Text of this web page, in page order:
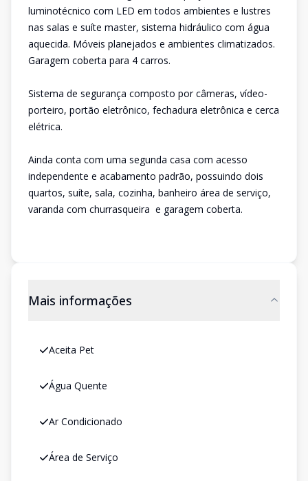
luminotécnico com LED em todos ambientes e lustres
nas salas e suíte master, sistema hidráulico com água
aquecida. Móveis planejados e ambientes climatizados.
Garagem coberta para 4 carros.
Sistema de segurança composto por câmeras, vídeo-
porteiro, portão eletrônico, fechadura eletrônica e cerca
elétrica.
Ainda conta com uma segunda casa com acesso
independente e acabamento padrão, possuindo dois
quartos, suíte, sala, cozinha, banheiro área de serviço,
varanda com churrasqueira e garagem coberta.
Mais informações
Aceita Pet
Água Quente
Ar Condicionado
Área de Serviço